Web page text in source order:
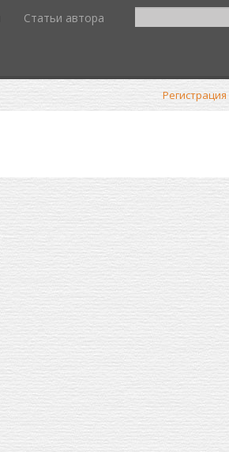
Статьи автора
Регистрация